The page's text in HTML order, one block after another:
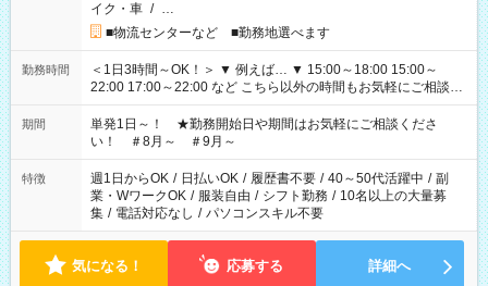
イク・車 / …
■物流センターなど ■勤務地選べます
勤務時間
＜1日3時間～OK！＞ ▼ 例えば… ▼ 15:00～18:00 15:00～
22:00 17:00～22:00 など こちら以外の時間もお気軽にご相談く
ださい！
期間
単発1日～！ ★勤務開始日や期間はお気軽にご相談くださ
い！ ＃8月～ ＃9月～
特徴 週1日からOK / 日払いOK / 履歴書不要 / 40～50代活躍中 / 副
業・WワークOK / 服装自由 / シフト勤務 / 10名以上の大量募
集 / 電話対応なし / パソコンスキル不要
気になる！ 応募する 詳細へ